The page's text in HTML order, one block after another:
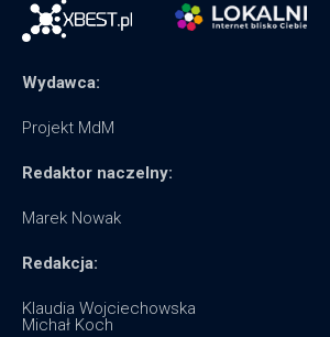
Wydawca:
Projekt MdM
Redaktor naczelny:
Marek Nowak
Redakcja:
Klaudia Wojciechowska
Michał Koch